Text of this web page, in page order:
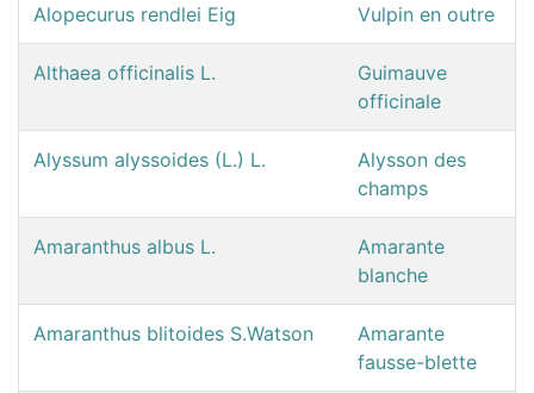
Alopecurus rendlei Eig Vulpin en outre
Althaea officinalis L.
Guimauve
officinale
Alyssum alyssoides (L.) L.
Alysson des
champs
Amaranthus albus L.
Amarante
blanche
Amaranthus blitoides S.Watson
Amarante
fausse-blette